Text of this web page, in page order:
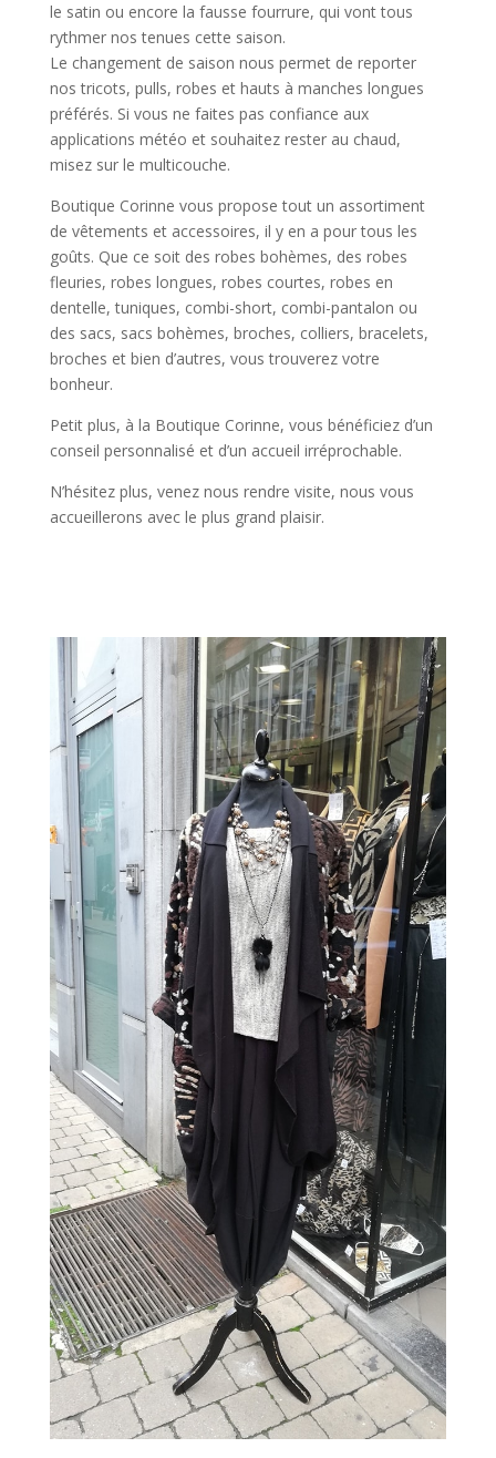
le satin ou encore la fausse fourrure, qui vont tous
rythmer nos tenues cette saison.
Le changement de saison nous permet de reporter
nos tricots, pulls, robes et hauts à manches longues
préférés. Si vous ne faites pas confiance aux
applications météo et souhaitez rester au chaud,
misez sur le multicouche.
Boutique Corinne vous propose tout un assortiment
de vêtements et accessoires, il y en a pour tous les
goûts. Que ce soit des robes bohèmes, des robes
fleuries, robes longues, robes courtes, robes en
dentelle, tuniques, combi-short, combi-pantalon ou
des sacs, sacs bohèmes, broches, colliers, bracelets,
broches et bien d’autres, vous trouverez votre
bonheur.
Petit plus, à la Boutique Corinne, vous bénéficiez d’un
conseil personnalisé et d’un accueil irréprochable.
N’hésitez plus, venez nous rendre visite, nous vous
accueillerons avec le plus grand plaisir.